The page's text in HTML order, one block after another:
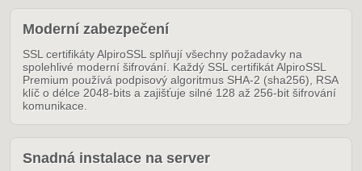
Moderní zabezpečení
SSL certifikáty AlpiroSSL splňují všechny požadavky na
spolehlivé moderní šifrování. Každý SSL certifikát AlpiroSSL
Premium používá podpisový algoritmus SHA-2 (sha256), RSA
klíč o délce 2048-bits a zajišťuje silné 128 až 256-bit šifrování
komunikace.
Snadná instalace na server